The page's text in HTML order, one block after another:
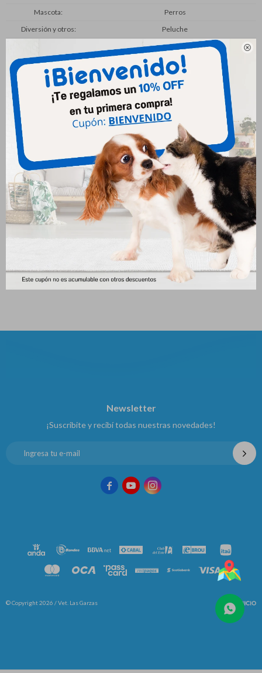

Mascota
Perros
Diversión y otros
Peluche
Productos que te pueden interesar
Juguete Tubo Flotante Animal
$233
Juguete Para Gatos Varita
Newsletter
¡Suscribite y recibí todas nuestras novedades!
  
© Copyright 2026 / Vet. Las Garzas